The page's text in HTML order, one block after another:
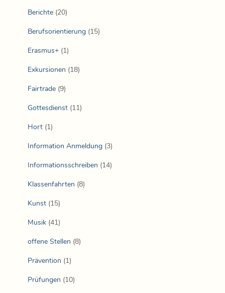
Berichte (20)
Berufsorientierung (15)
Erasmus+ (1)
Exkursionen (18)
Fairtrade (9)
Gottesdienst (11)
Hort (1)
Information Anmeldung (3)
Informationsschreiben (14)
Klassenfahrten (8)
Kunst (15)
Musik (41)
offene Stellen (8)
Prävention (1)
Prüfungen (10)